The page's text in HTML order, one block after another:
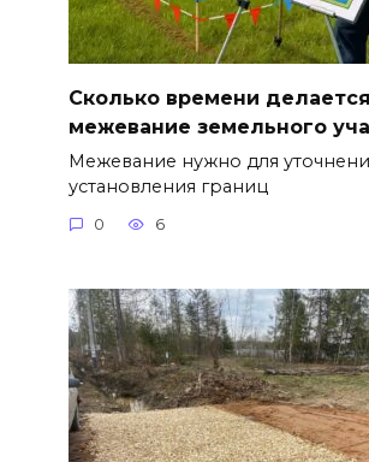
Сколько времени делается
межевание земельного
Межевание нужно для
установления границ
0 6